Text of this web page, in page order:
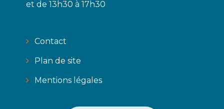
et de 13h30 à 17h30
Contact
Plan de site
Mentions légales